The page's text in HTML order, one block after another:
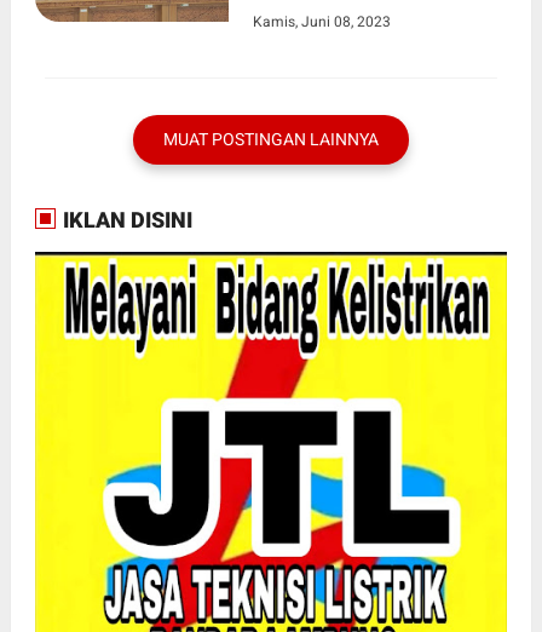
Kamis, Juni 08, 2023
MUAT POSTINGAN LAINNYA
IKLAN DISINI